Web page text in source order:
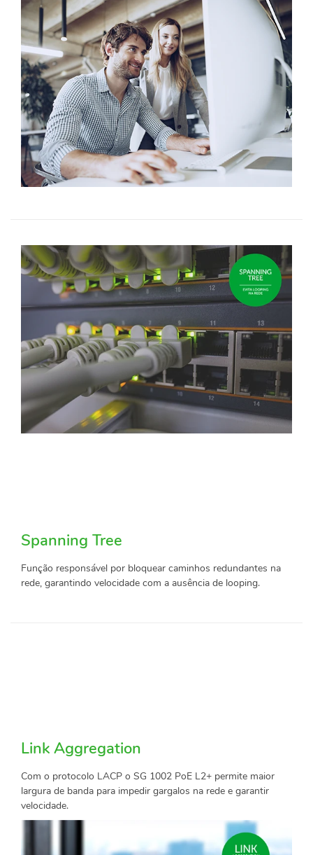
Spanning Tree
Função responsável por bloquear caminhos redundantes na
rede, garantindo velocidade com a ausência de looping.
Link Aggregation
Com o protocolo LACP o SG 1002 PoE L2+ permite maior
largura de banda para impedir gargalos na rede e garantir
velocidade.